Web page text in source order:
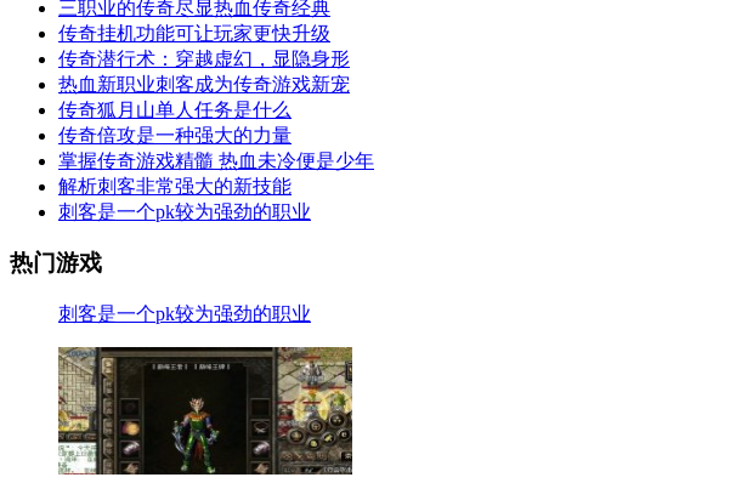
三职业的传奇尽显热血传奇经典
传奇挂机功能可让玩家更快升级
传奇潜行术：穿越虚幻，显隐身形
热血新职业刺客成为传奇游戏新宠
传奇狐月山单人任务是什么
传奇倍攻是一种强大的力量
掌握传奇游戏精髓 热血未冷便是少年
解析刺客非常强大的新技能
刺客是一个pk较为强劲的职业
热门游戏
刺客是一个pk较为强劲的职业